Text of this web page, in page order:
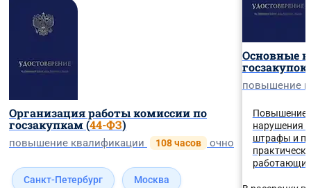
Организация работы комиссии по
госзакупкам (44-ФЗ)
повышение квалификации 108 часов очно
Санкт-Петербург Москва
Основные
повышение
Повышение
нарушения
штрафы и